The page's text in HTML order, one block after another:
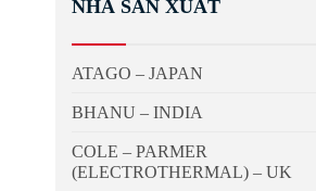
NHÀ SẢN XUẤT
ATAGO – JAPAN
BHANU – INDIA
COLE – PARMER
(ELECTROTHERMAL) – UK